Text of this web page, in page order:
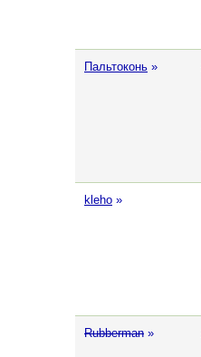
Пальтоконь »
kleho »
Rubberman »